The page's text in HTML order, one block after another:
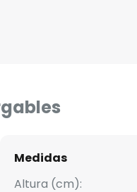
Medidas
Altura (cm):